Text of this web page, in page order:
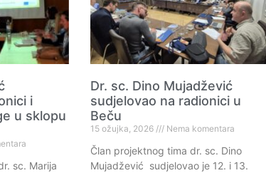
i
u sklopu
sc. Marija
Dr. sc. Dino Mujadžević
sudjelovao na radionici u
Beču
15 ožujka, 2026 Nema komentara
Član projektnog tima dr. sc. Dino
Mujadžević sudjelovao je 12. i 13.